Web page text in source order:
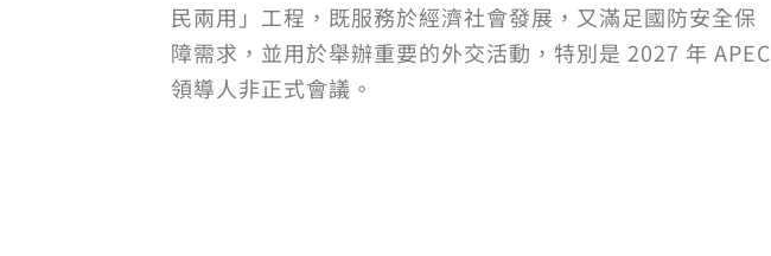
民兩用」工程，既服務於經濟社會發展，又滿足國防安全保
障需求，並用於舉辦重要的外交活動，特別是 2027 年 APEC
領導人非正式會議。